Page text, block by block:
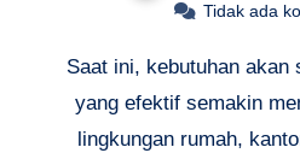
Tidak ada
Saat ini, kebutuhan akan
yang efektif semakin
lingkungan rumah,